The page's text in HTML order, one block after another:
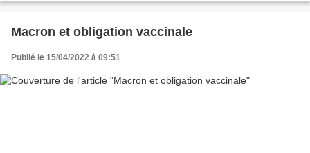
Macron et obligation vaccinale
Publié le 15/04/2022 à 09:51